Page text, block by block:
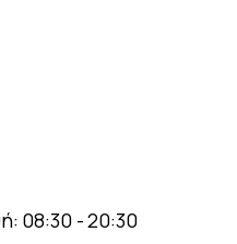
08:30 - 20:30